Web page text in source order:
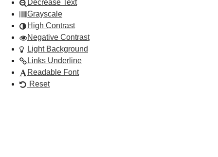
Decrease Text
Grayscale
High Contrast
Negative Contrast
Light Background
Links Underline
Readable Font
Reset